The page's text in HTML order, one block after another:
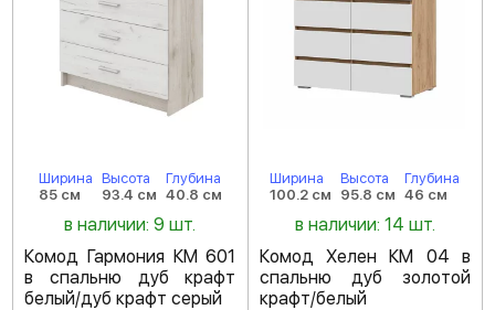
Ширина
85 см
Высота
93.4 см
Глубина
40.8 см
в наличии: 9 шт.
Комод Гармония КМ 601
в спальню дуб крафт
белый/дуб крафт серый
Ширина
100.2 см
Высота
95.8 см
Глубина
46 см
в наличии: 14 шт.
Комод Хелен КМ 04 в
спальню дуб золотой
крафт/белый